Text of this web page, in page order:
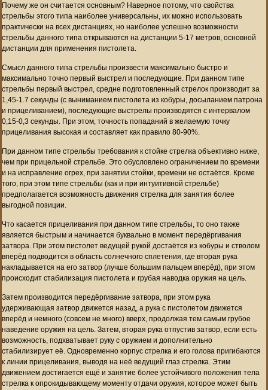
Почему же он считается основным? Наверное потому, что свойства
стрельбы этого типа наиболее универсальны, их можно использовать
практически на всех дистанциях, но наиболее успешно возможности
стрельбы данного типа открываются на дистанции 5-17 метров, основной
дистанции для применения пистолета.
Смысл данного типа стрельбы произвести максимально быстро и
максимально точно первый выстрел и последующие. При данном типе
стрельбы первый выстрел, средне подготовленный стрелок производит за
1,45-1.7 секунды (с выниманием пистолета из кобуры, досыланием патрона
и прицеливанием), последующие выстрелы производятся с интервалом
0,15-0,3 секунды. При этом, точность попаданий в желаемую точку
прицеливания высокая и составляет как правило 80-90%.
При данном типе стрельбы требования к стойке стрелка объективно ниже,
чем при прицельной стрельбе. Это обусловлено ограничением по времени
и на исправление огрех, при занятии стойки, времени не остаётся. Кроме
того, при этом типе стрельбы (как и при интуитивной стрельбе)
предполагается возможность движения стрелка для занятия более
выгодной позиции.
Что касается прицеливания при данном типе стрельбы, то оно также
является быстрым и начинается буквально в момент передёргивания
затвора. При этом пистолет ведущей рукой достаётся из кобуры и стволом
вперёд подводится в область солнечного сплетения, где вторая рука
накладывается на его затвор (лучше большим пальцем вперёд), при этом
происходит стабилизация пистолета и грубая наводка оружия на цель.
Затем производится передёргивание затвора, при этом рука
удерживающая затвор движется назад, а рука с пистолетом движется
вперёд и немного (совсем не много) вверх, продолжая тем самым грубое
наведение оружия на цель. Затем, вторая рука отпустив затвор, если есть
возможность, подхватывает руку с оружием и дополнительно
стабилизирует её. Одновременно корпус стрелка и его голова пригибаются
к линии прицеливания, выводя на неё ведущий глаз стрелка. Этим
движением достигается ещё и занятие более устойчивого положения тела
стрелка к опрокидывающему моменту отдачи оружия, которое может быть